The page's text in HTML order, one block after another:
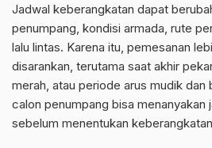
Jadwal keberangkatan dapat
penumpang, kondisi armada, rute
lalu lintas. Karena itu, pemesanan
disarankan, terutama saat akhir
merah, atau periode arus mudik dan
calon penumpang bisa menanyakan
sebelum menentukan